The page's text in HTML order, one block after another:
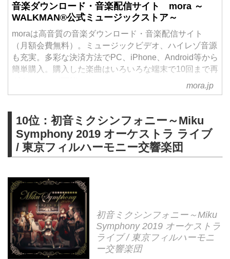
音楽ダウンロード・音楽配信サイト mora ～
WALKMAN®公式ミュージックストア～
moraは高音質の音楽ダウンロード・音楽配信サイト
（月額会費無料）。ミュージックビデオ、ハイレゾ音源
も充実。多彩な決済方法でPC、iPhone、Android等から
簡単購入。購入した楽曲はいろいろな端末で10回まで再
mora.jp
10位：初音ミクシンフォニー～Miku
Symphony 2019 オーケストラ ライブ
/ 東京フィルハーモニー交響楽団
初音ミクシンフォニー～Miku
Symphony 2019 オーケストラ
ライブ / 東京フィルハーモニ
ー交響楽団